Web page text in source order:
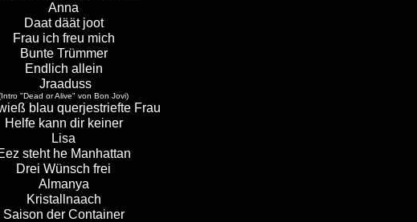
Anna
Daat däät joot
Frau ich freu mich
Bunte Trümmer
Endlich allein
Jraaduss
"Dead or Alive" von Bon Jovi)
blau querjestriefte Frau
Helfe kann dir keiner
Lisa
steht he Manhattan
Drei Wünsch frei
Almanya
Kristallnaach
Saison der Container